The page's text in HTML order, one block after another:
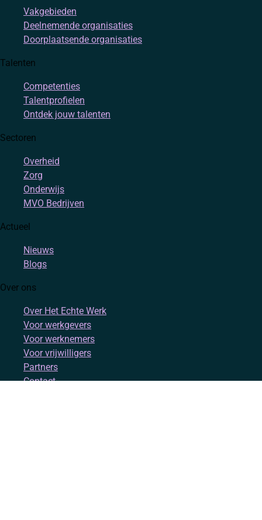
Vakgebieden
Deelnemende organisaties
Doorplaatsende organisaties
Talenten
Competenties
Talentprofielen
Ontdek jouw talenten
Sectoren
Overheid
Zorg
Onderwijs
MVO Bedrijven
Actueel
Nieuws
Blogs
Over ons
Over Het Echte Werk
Voor werkgevers
Voor werknemers
Voor vrijwilligers
Partners
Contact